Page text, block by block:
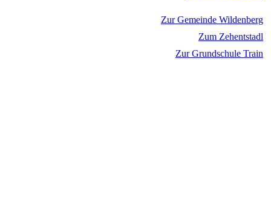
Zur Gemeinde Wildenberg
Zum Zehentstadl
Zur Grundschule Train